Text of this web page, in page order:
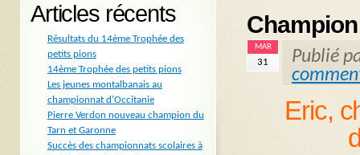
MAR
31
Publié
Eric,
Articles récents
Résultats du 14ème Trophée des
petits pions
14ème Trophée des petits pions
Les jeunes montalbanais au
championnat d’Occitanie
Pierre Verdon nouveau champion du
Tarn et Garonne
Succès des championnats scolaires à